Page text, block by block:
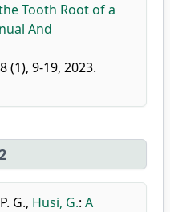
Tooth Root of a
And
(1), 9-19, 2023.
G., Husi, G.: A